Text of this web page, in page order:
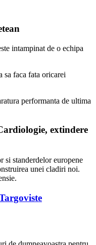
intampinat de o echipa
sa faca fata oricarei
performanta de ultima
extindere
si standerdelor europene
unei cladiri noi.